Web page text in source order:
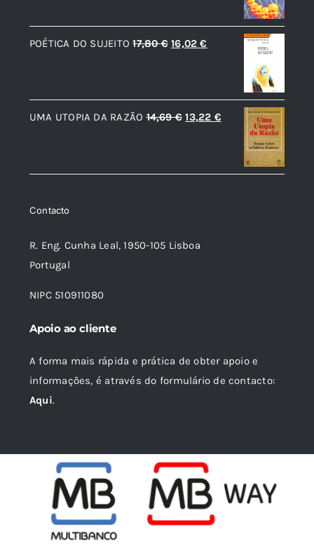
era:
18,85 €.
é:
16,96 €.
POÉTICA DO SUJEITO 17,80€ O
era:
17,80 €.
16,02€
é:
16,02 €.
UMA UTOPIA DA RAZÃO 14,69€ O
era:
13,22 €O
preço
atual
é:
Contacto
R. Eng. Cunha Leal, 1950-105 Lisboa
Portugal
NIPC 510911080
Apoio ao cliente
A forma mais rápida e prática de obter apoio e
informações, é através do formulário de contacto:
Aqui.